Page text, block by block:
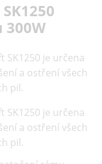
SK1250 je určena
a ostření všech
pil.
SK1250 je určena
a ostření všech
pil.